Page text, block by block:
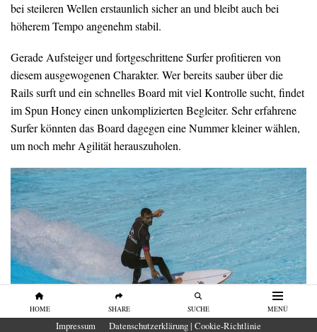
HOME SHARE SUCHE MENÜ
bei steileren Wellen erstaunlich sicher an und bleibt auch bei
höherem Tempo angenehm stabil.
Gerade Aufsteiger und fortgeschrittene Surfer profitieren von
diesem ausgewogenen Charakter. Wer bereits sauber über die
Rails surft und ein schnelles Board mit viel Kontrolle sucht, findet
im Spun Honey einen unkomplizierten Begleiter. Sehr erfahrene
Surfer könnten das Board dagegen eine Nummer kleiner wählen,
um noch mehr Agilität herauszuholen.
Impressum Datenschutzerklärung | Cookie-Richtlinie